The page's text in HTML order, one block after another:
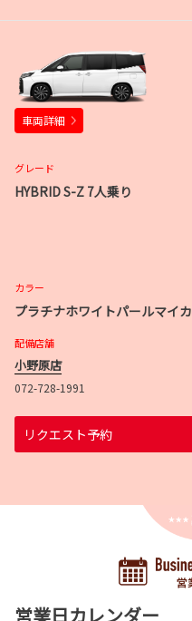
車両詳細
グレード
HYBRID S-Z 7人乗り
カラー
プラチナホワイトパールマイカ
配備店舗
小野原店
072-728-1991
リクエスト予約
営業日カレンダー